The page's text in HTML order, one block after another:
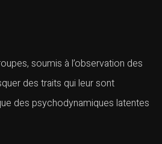
soumis à l’observation des
des traits qui leur sont
des psychodynamiques latentes